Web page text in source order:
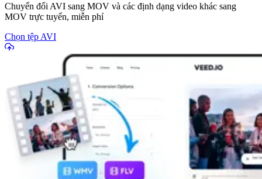
Chuyển đổi AVI sang MOV và các định dạng video khác sang
MOV trực tuyến, miễn phí
Chọn tệp AVI